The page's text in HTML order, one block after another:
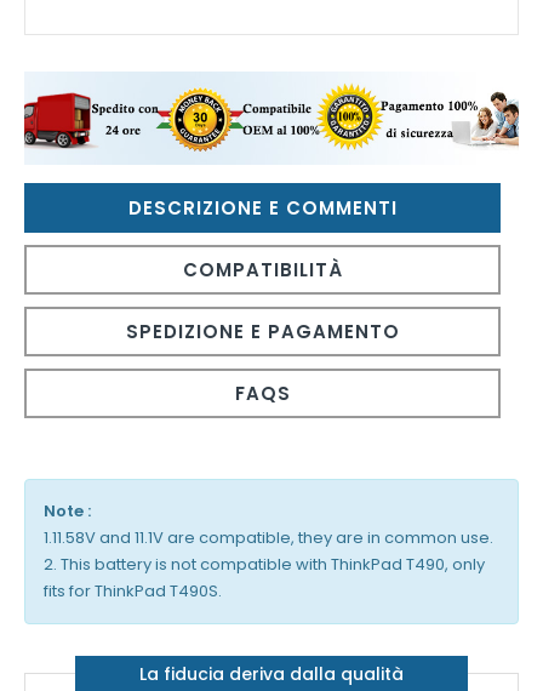
DESCRIZIONE E COMMENTI
COMPATIBILITÀ
SPEDIZIONE E PAGAMENTO
FAQS
Note :
1.11.58V and 11.1V are compatible, they are in common use.
2. This battery is not compatible with ThinkPad T490, only
fits for ThinkPad T490S.
La fiducia deriva dalla qualità